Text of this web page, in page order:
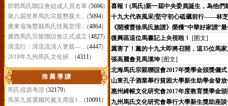
· 邯鄲馬氏聯誼會組成人員名單 (5696)
· 第八屆世界馬氏宗親懇親大... (5094)
· 廣東省海豐縣馬氏扶風堂理... (4864)
· 廣西馬氏宗親聯誼會正式成立 (4827)
· 清流行：清流流清人更親—... (4447)
· 2018年九州馬氏文化研... (4311)
推 薦 導 讀
· 馬氏祖源考證 (32179)
· 馬英九當選國民黨主席提1... (10091)
喜報！(馬氏)新一屆中央委員誕生，為他們
十九大代表風采|堅守初心砥礪前行——林
《開濮曹徐馬氏族譜》榮獲“中華好家譜”
復興區這位馬書記上央視啦！
[图文]
厲害了！黨的十九大即將召開，這35位馬
張高麗會見馬漢坤 [图文]
北海馬氏宗親聯誼會2017年獎學金頒獎儀
山東孔子酒業舉行貧困大學新生助學金發
惠州絳帳文化研究會2017年度教育獎學金
九州馬氏文化研究會舉行大學新生獎助座